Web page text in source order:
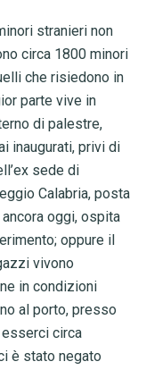
stranieri non
circa 1800 minori
che risiedono in
parte vive in
di palestre,
inaugurati, privi di
sede di
Calabria, posta
oggi, ospita
oppure il
vivono
in condizioni
al porto, presso
esserci circa
è stato negato